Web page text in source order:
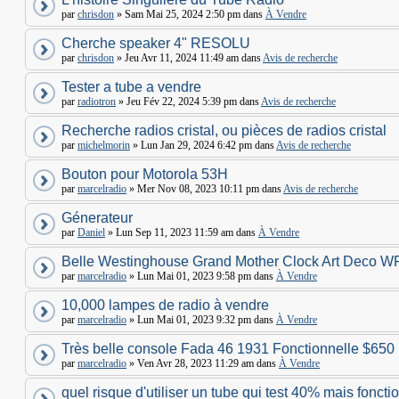
par chrisdon » Sam Mai 25, 2024 2:50 pm dans À Vendre
Cherche speaker 4" RESOLU
par chrisdon » Jeu Avr 11, 2024 11:49 am dansAvis de recherche
Tester a tube a vendre
par radiotron » Jeu Fév 22, 2024 5:39 pm dansAvis de recherche
Recherche radios cristal, ou pièces de radios cristal
par michelmorin » Lun Jan 29, 2024 6:42 pm dansAvis de recherche
Bouton pour Motorola 53H
par marcelradio » Mer Nov 08, 2023 10:11 pm dansAvis de recherche
Génerateur
par Daniel » Lun Sep 11, 2023 11:59 am dans À Vendre
Belle Westinghouse Grand Mother Clock Art Deco
par marcelradio » Lun Mai 01, 2023 9:58 pm dans À Vendre
10,000 lampes de radio à vendre
par marcelradio » Lun Mai 01, 2023 9:32 pm dans À Vendre
Très belle console Fada 46 1931 Fonctionnelle $650
par marcelradio » Ven Avr 28, 2023 11:29 am dans À Vendre
quel risque d'utiliser un tube qui test 40% mais